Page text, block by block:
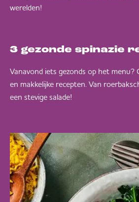
werelden!
3 gezonde spinazie
Vanavond iets gezonds op het menu?
en makkelijke recepten. Van
een stevige salade!